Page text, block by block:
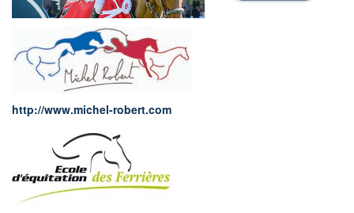
http://www.michel-robert.com